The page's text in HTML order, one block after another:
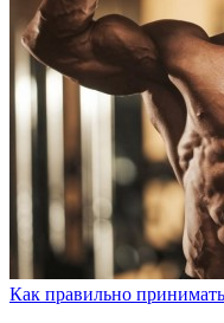
Как правильно